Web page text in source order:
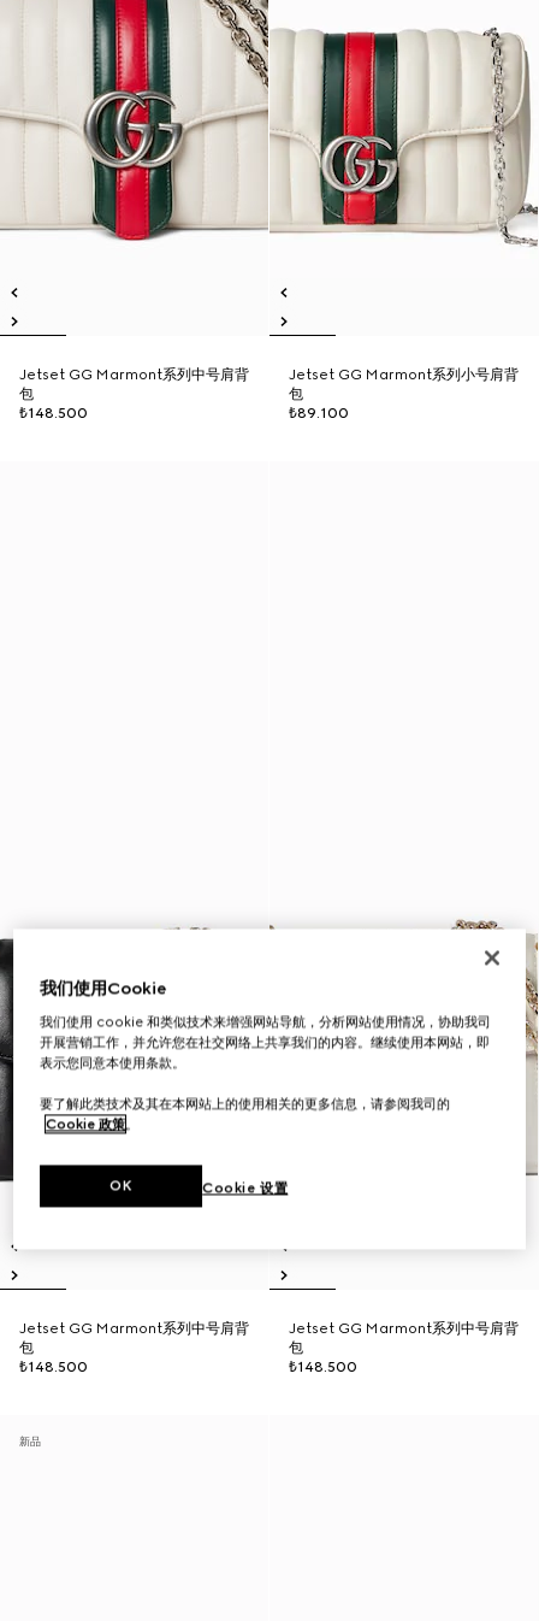
Jetset GG Marmont系列中号肩背
包
₺148.500
Jetset GG Marmont系列小号肩背
包
₺89.100
Jetset GG Marmont系列中号肩背
包
₺148.500
Jetset GG Marmont系列中号肩背
包
₺148.500
新品
我们使用Cookie
我们使用 cookie 和类似技术来增强网站导航，分析网站使用情况，协助我司
开展营销工作，并允许您在社交网络上共享我们的内容。继续使用本网站，即
表示您同意本使用条款。
要了解此类技术及其在本网站上的使用相关的更多信息，请参阅我司的
Cookie 政策。
Cookie 设置
OK